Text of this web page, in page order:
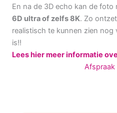
En na de 3D echo kan de
6D ultra of zelfs 8K. Zo
realistisch te kunnen zien nog
is!!
Lees hier meer informatie
Afspraak